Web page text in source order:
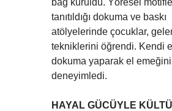
bağ kuruldu. Yöresel
tanıtıldığı dokuma ve baskı
atölyelerinde çocuklar,
tekniklerini öğrendi. Kendi
dokuma yaparak el
deneyimledi.
HAYAL GÜCÜYLE